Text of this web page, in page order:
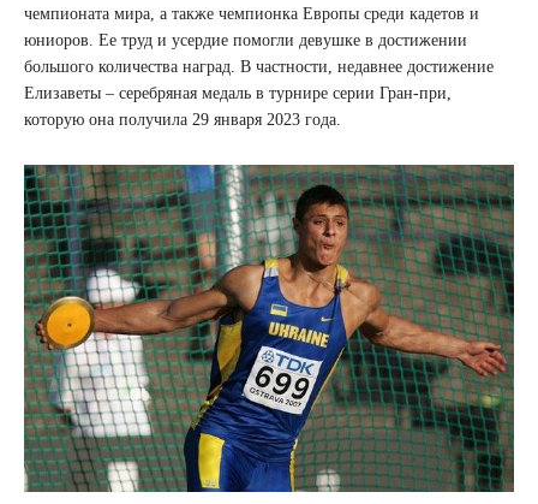
чемпионата мира, а также чемпионка Европы среди кадетов и
юниоров. Ее труд и усердие помогли девушке в достижении
большого количества наград. В частности, недавнее достижение
Елизаветы – серебряная медаль в турнире серии Гран-при,
которую она получила 29 января 2023 года.